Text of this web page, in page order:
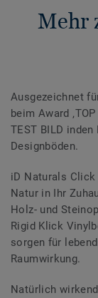
Mehr
Ausgezeichnet
beim Award
TEST BILD
Designböden.
iD Naturals
Natur in Ihr
Holz- und
Rigid Klick
sorgen für
Raumwirkung.
Natürlich